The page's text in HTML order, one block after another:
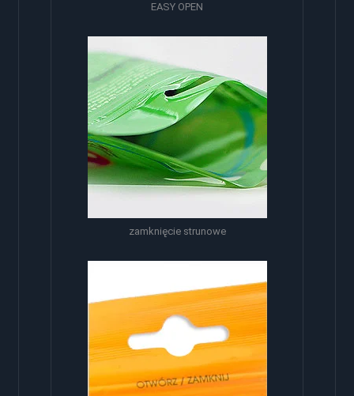
EASY OPEN
zamknięcie strunowe